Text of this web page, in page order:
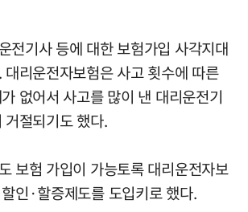
전기사 등에 대한 보험가입 사각지대
리운전자보험은 사고 횟수에 따른
없어서 사고를 많이 낸 대리운전기
절되기도 했다.
보험 가입이 가능토록 대리운전자보
인·할증제도를 도입키로 했다.